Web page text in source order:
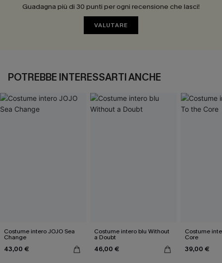
Guadagna più di 30 punti per ogni recensione che lasci!
VALUTARE
POTREBBE INTERESSARTI ANCHE
Costume intero JOJO Sea
Change
43,00 €
Costume intero blu Without
a Doubt
46,00 €
Costume
Core
39,00 €